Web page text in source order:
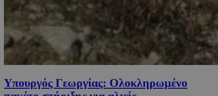
Υπουργός Γεωργίας: Ολοκληρωμένο